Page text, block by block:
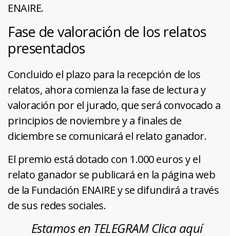
ENAIRE.
Fase de valoración de los relatos
presentados
Concluido el plazo para la recepción de los
relatos, ahora comienza la fase de lectura y
valoración por el jurado, que será convocado a
principios de noviembre y a finales de
diciembre se comunicará el relato ganador.
El premio está dotado con 1.000 euros y el
relato ganador se publicará en la página web
de la Fundación ENAIRE y se difundirá a través
de sus redes sociales.
Estamos en TELEGRAM Clica aquí